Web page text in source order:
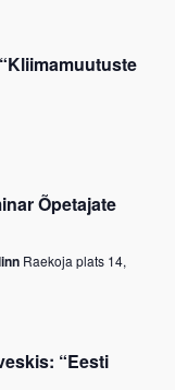
Õpetajate
Raekoja plats 14,
“Eesti